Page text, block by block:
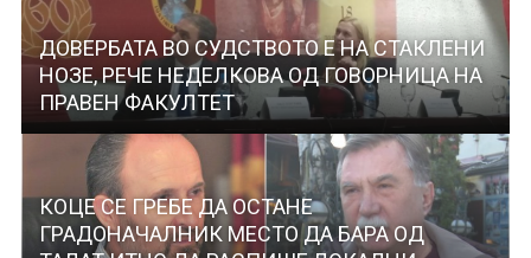
ДОВЕРБАТА ВО СУДСТВОТО Е НА СТАКЛЕНИ
НОЗЕ, РЕЧЕ НЕДЕЛКОВА ОД ГОВОРНИЦА НА
ПРАВЕН ФАКУЛТЕТ
КОЦЕ СЕ ГРЕБЕ ДА ОСТАНЕ
ГРАДОНАЧАЛНИК МЕСТО ДА БАРА ОД